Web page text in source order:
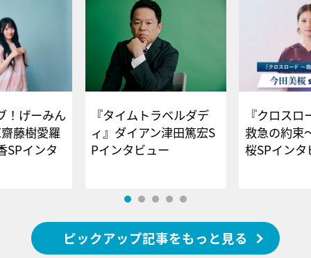
！げーみん
藤樹愛羅
SPインタ
『タイムトラベルダデ
ィ』ダイアン津田篤宏S
Pインタビュー
『クロス
救急の約束
桜SPイ
ピックアップ記事をもっと見る